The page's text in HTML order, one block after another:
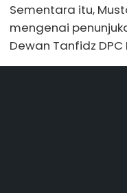
Sementara itu,
mengenai
Dewan Tanfidz DPC